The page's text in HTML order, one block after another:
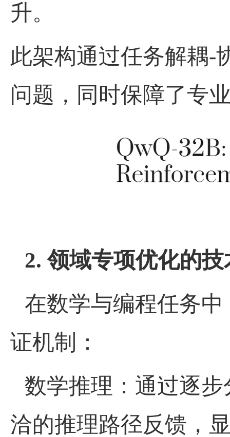
升。
此架构通过任务解耦-
问题，同时保障了专
2.领域专项优化的技
在数学与编程任务中
证机制：
数学推理：通过逐
洽的推理路径反馈，